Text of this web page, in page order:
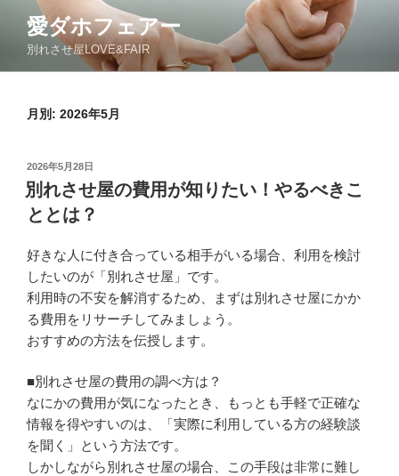
ン
愛ダホフェアー
別れさせ屋LOVE&FAIR
月別: 2026年5月
投
稿
日:
2026年5月28日
別れさせ屋の費用が知りたい！やるべきこ
ととは？
好きな人に付き合っている相手がいる場合、利用を検討
したいのが「別れさせ屋」です。
利用時の不安を解消するため、まずは別れさせ屋にかか
る費用をリサーチしてみましょう。
おすすめの方法を伝授します。
■別れさせ屋の費用の調べ方は？
なにかの費用が気になったとき、もっとも手軽で正確な
情報を得やすいのは、「実際に利用している方の経験談
を聞く」という方法です。
しかしながら別れさせ屋の場合、この手段は非常に難し